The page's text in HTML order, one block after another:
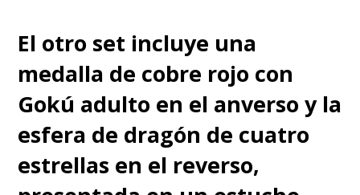
El otro set incluye una
medalla de cobre rojo con
Gokú adulto en el anverso y la
esfera de dragón de cuatro
estrellas en el reverso,